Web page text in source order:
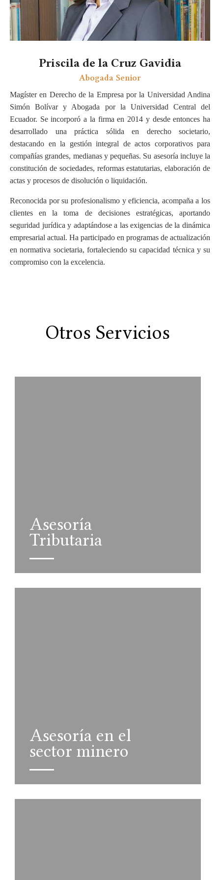
Priscila de la Cruz Gavidia
Abogada Senior
Magíster en Derecho de la Empresa por la Universidad Andina
Simón Bolívar y Abogada por la Universidad Central del
Ecuador. Se incorporó a la firma en 2014 y desde entonces ha
desarrollado una práctica sólida en derecho societario,
destacando en la gestión integral de actos corporativos para
compañías grandes, medianas y pequeñas. Su asesoría incluye la
constitución de sociedades, reformas estatutarias, elaboración de
actas y procesos de disolución o liquidación.
Reconocida por su profesionalismo y eficiencia, acompaña a los
clientes en la toma de decisiones estratégicas, aportando
seguridad jurídica y adaptándose a las exigencias de la dinámica
empresarial actual. Ha participado en programas de actualización
en normativa societaria, fortaleciendo su capacidad técnica y su
compromiso con la excelencia.
Otros Servicios
Asesoría
Tributaria
Asesoría en el
sector minero